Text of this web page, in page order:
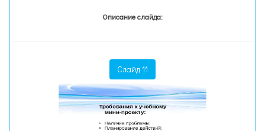
Описание слайда:
Слайд 11